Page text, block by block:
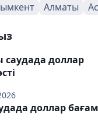
Алматы
доллар
доллар